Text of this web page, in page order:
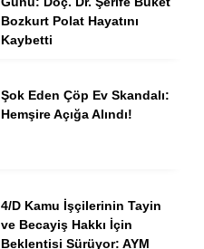
Bozkurt Polat Hayatını
Kaybetti
Şok Eden Çöp Ev Skandalı:
Hemşire Açığa Alındı!
4/D Kamu İşçilerinin Tayin
ve Becayiş Hakkı İçin
Beklentisi Sürüyor: AYM